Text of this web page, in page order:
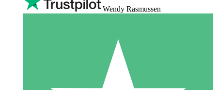
Wendy Rasmussen